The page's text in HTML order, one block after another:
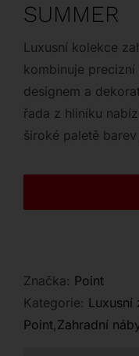
SUMMER
Luxusní kolekce
kombinuje
designem a
řada z hliníku
široké paletě
Značka: Point
Kategorie: Luxusní
Point,Zahradní